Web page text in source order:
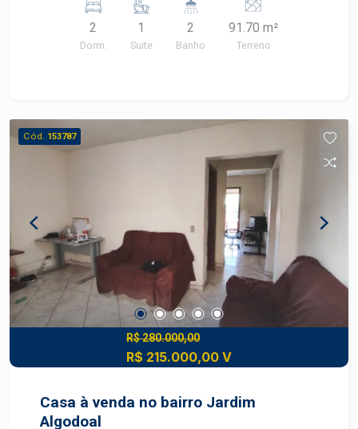
dormitórios, banheiro e cozinha em piso frio,
banheiros com revestimento até o teto.
2
Dorm.
1
Suite
2
Banho
91.70 m²
Terreno
Cód. 153787
R$ 280.000,00
R$ 215.000,00 V
Casa à venda no bairro Jardim
Algodoal